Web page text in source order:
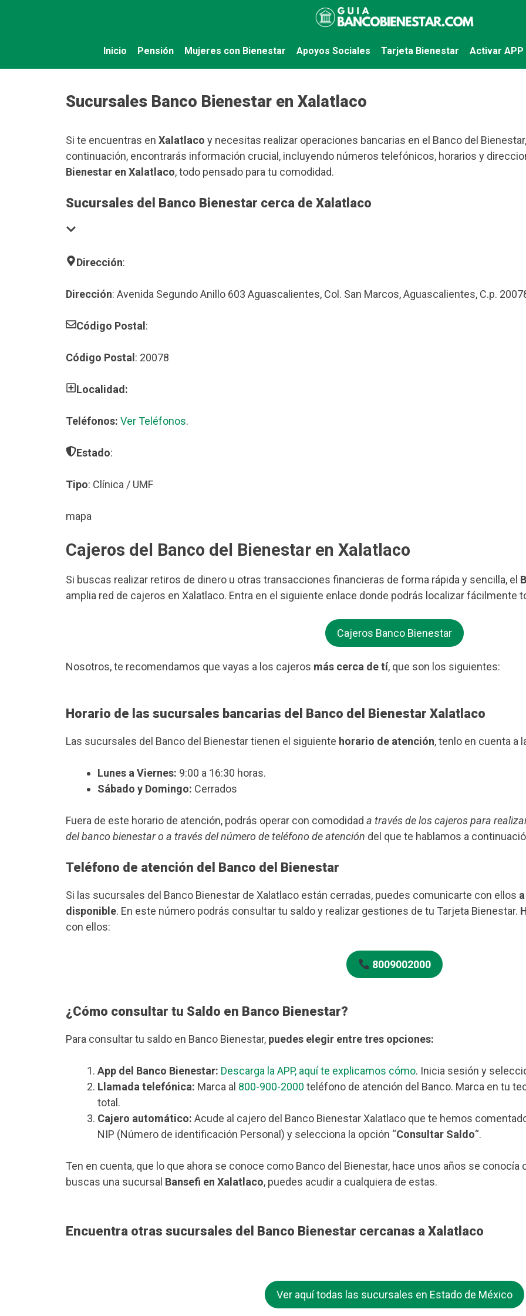
Inicio Pensión Mujeres con Bienestar Apoyos Sociales Tarjeta Bienestar Activar APP
Sucursales Banco Bienestar en Xalatlaco
Si te encuentras en Xalatlaco y necesitas realizar operaciones bancarias en el Banco del
continuación, encontrarás información crucial, incluyendo números telefónicos, horarios y
Bienestar en Xalatlaco, todo pensado para tu comodidad.
Sucursales del Banco Bienestar cerca de Xalatlaco
Dirección:
Dirección: Avenida Segundo Anillo 603 Aguascalientes, Col. San Marcos, Aguascalientes, C.p.
Código Postal :
Código Postal : 20078
Localidad:
Teléfonos: Ver Teléfonos.
Estado:
Tipo: Clínica / UMF
mapa
Cajeros del Banco del Bienestar en Xalatlaco
Si buscas realizar retiros de dinero u otras transacciones financieras de forma rápida y sencilla, el
amplia red de cajeros en Xalatlaco. Entra en el siguiente enlace donde podrás localizar fácilmente
Cajeros Banco Bienestar
Nosotros, te recomendamos que vayas a los cajeros más cerca de tí, que son los siguientes:
Horario de las sucursales bancarias del Banco del Bienestar Xalatlaco
Las sucursales del Banco del Bienestar tienen el siguiente horario de atención, tenlo en cuenta a
Lunes a Viernes: 9:00 a 16:30 horas.
Sábado y Domingo: Cerrados
Fuera de este horario de atención, podrás operar con comodidad a través de los cajeros para
del banco bienestar o a través del número de teléfono de atención del que te hablamos a
Teléfono de atención del Banco del Bienestar
Si las sucursales del Banco Bienestar de Xalatlaco están cerradas, puedes comunicarte con ellos
disponible. En este número podrás consultar tu saldo y realizar gestiones de tu Tarjeta Bienestar.
con ellos:
8009002000
¿Cómo consultar tu Saldo en Banco Bienestar?
Para consultar tu saldo en Banco Bienestar, puedes elegir entre tres opciones:
App del Banco Bienestar: Descarga la APP, aquí te explicamos cómo. Inicia sesión y
Llamada telefónica: Marca al 800-900-2000 teléfono de atención del Banco. Marca en tu
total.
Cajero automático: Acude al cajero del Banco Bienestar Xalatlaco que te hemos
NIP (Número de identificación Personal) y selecciona la opción “Consultar Saldo“.
Ten en cuenta, que lo que ahora se conoce como Banco del Bienestar, hace unos años se
buscas una sucursal Bansefi en Xalatlaco, puedes acudir a cualquiera de estas.
Encuentra otras sucursales del Banco Bienestar cercanas a Xalatlaco
Ver aquí todas las sucursales en Estado de México